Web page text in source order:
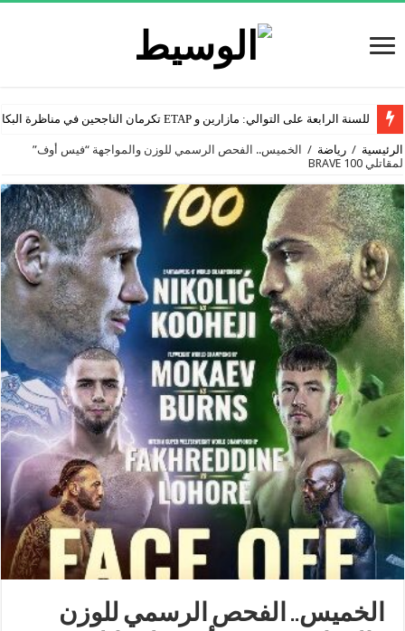
للسنة الرابعة على التوالي: مازارين و ETAP تكرمان الناجحين في مناظرة البكالوريا
الرئيسية / رياضة / الخميس.. الفحص الرسمي للوزن والمواجهة “فيس أوف”
لمقاتلي BRAVE 100
الخميس.. الفحص الرسمي للوزن